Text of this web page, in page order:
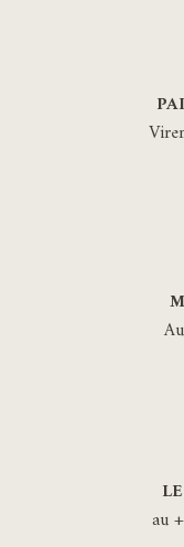
au